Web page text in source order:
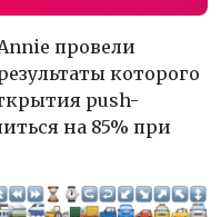
провели
которого
push-
на 85% при